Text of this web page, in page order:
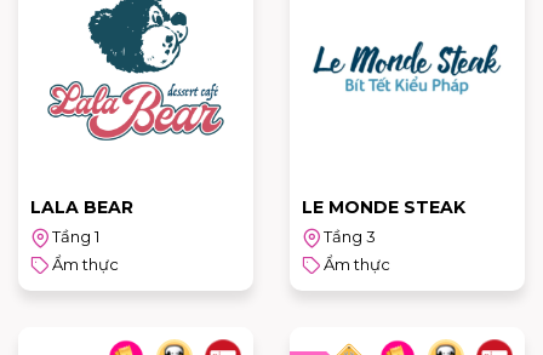
LALA BEAR
Tầng 1
Ẩm thực
LE MONDE STEAK
Tầng 3
Ẩm thực